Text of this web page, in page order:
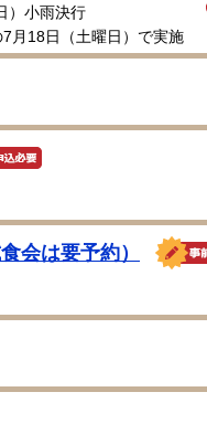
）小雨決行
月18日（土曜日）で実施
会は要予約）